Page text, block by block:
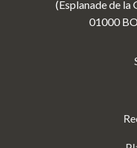
(Esplanade de la
01000